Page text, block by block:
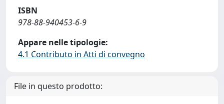
ISBN
978-88-940453-6-9
Appare nelle tipologie:
4.1 Contributo in Atti di convegno
File in questo prodotto: